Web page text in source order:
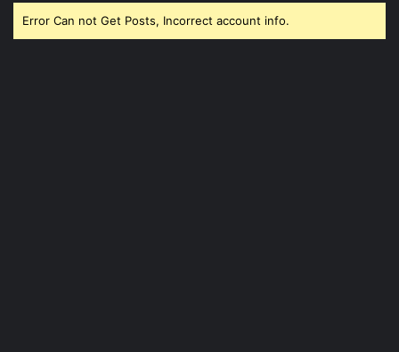
Error Can not Get Posts, Incorrect account info.